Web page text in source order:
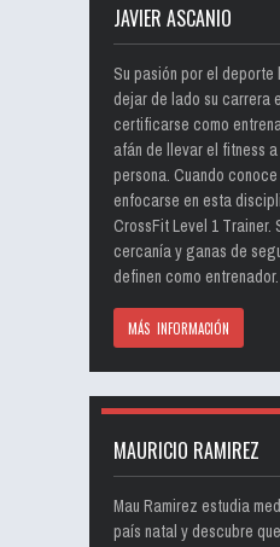
JAVIER ASCANIO
Su pasión por el
dejar de lado su carrera
certificarse como
afán de llevar el fitness
persona. Cuando
enfocarse en esta
CrossFit Level 1 Trainer.
cercanía y ganas de
definen como entrenador.
MÁS INFORMACIÓN
MAURICIO RAMIREZ
Mau Ramirez estudia
país natal y descubre